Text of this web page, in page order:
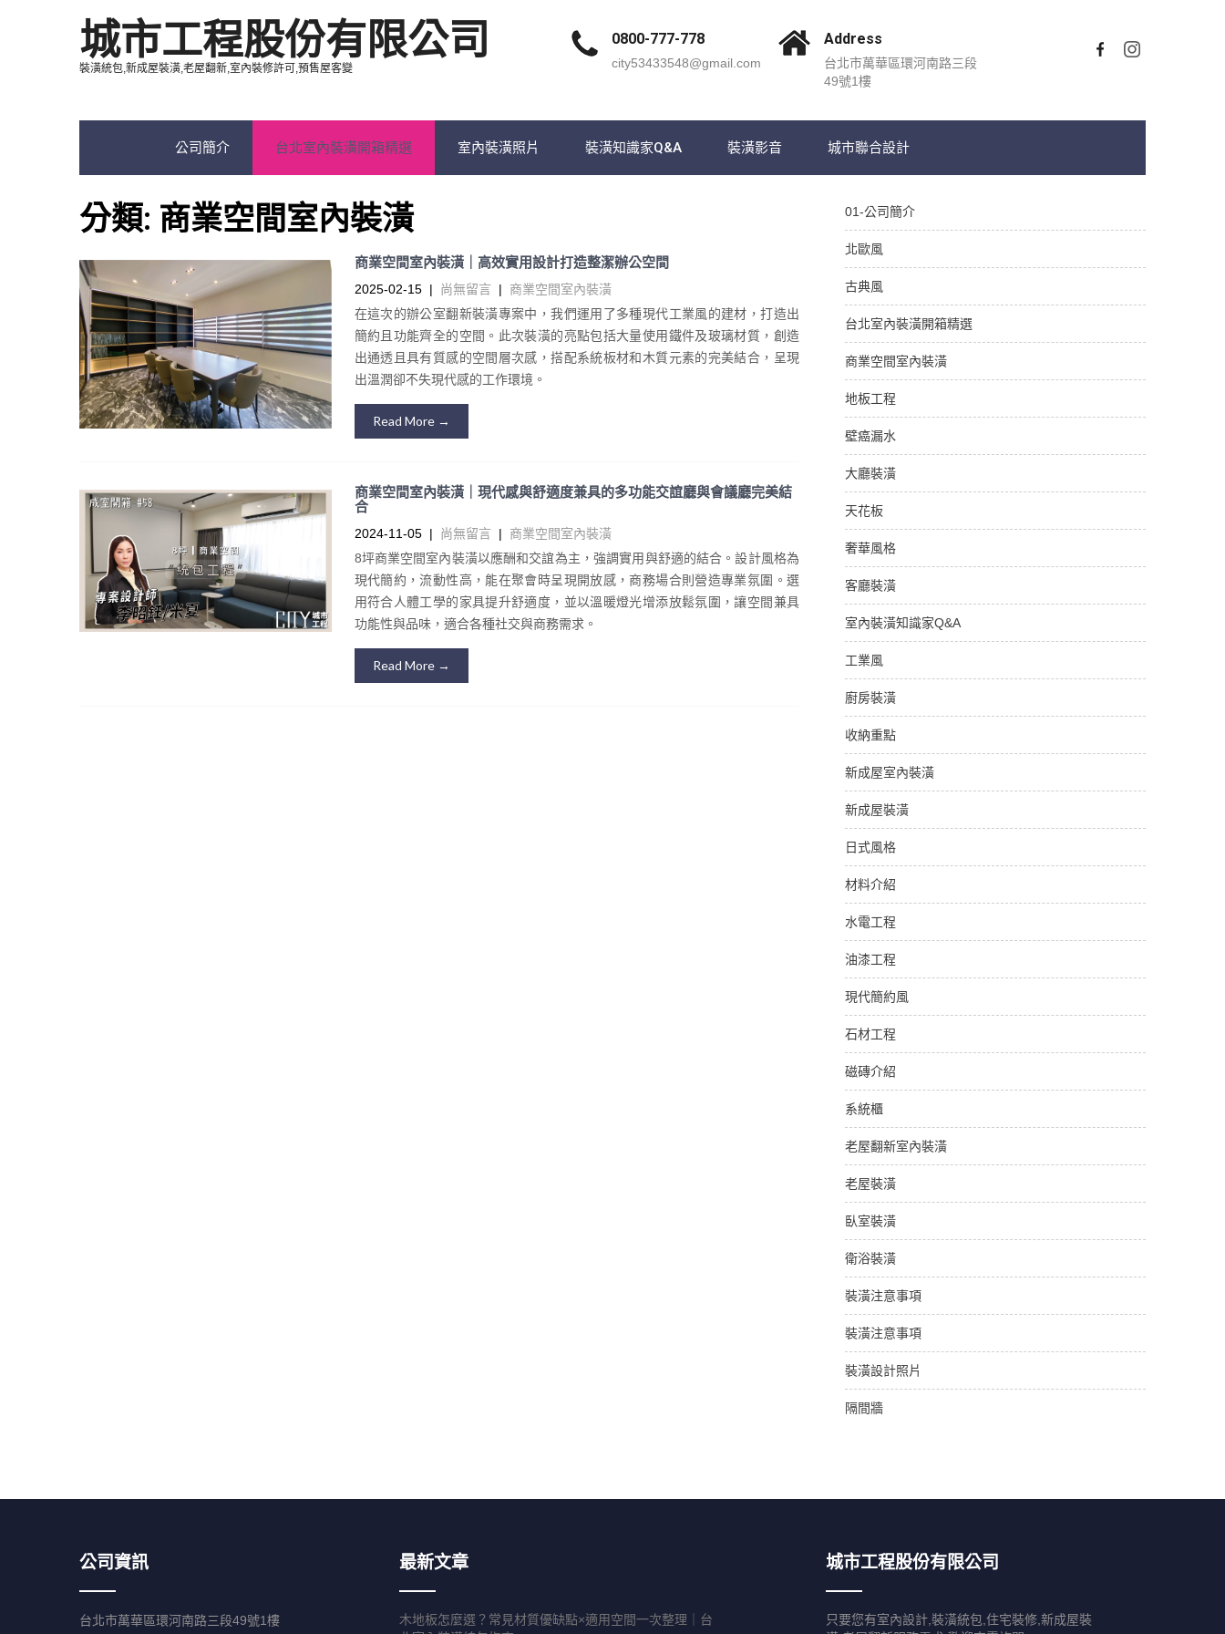
城市工程股份有限公司
裝潢統包,新成屋裝潢,老屋翻新,室內裝修許可,預售屋客變
0800-777-778
city53433548@gmail.com
Address
台北市萬華區環河南路三段
49號1樓
公司簡介 台北室內裝潢開箱精選 室內裝潢照片 裝潢知識家Q&A 裝潢影音 城市聯合設計
分類: 商業空間室內裝潢
商業空間室內裝潢｜高效實用設計打造整潔辦公空間
2025-02-15 | 尚無留言 | 商業空間室內裝潢
在這次的辦公室翻新裝潢專案中，我們運用了多種現代工業風的建材，打造出
簡約且功能齊全的空間。此次裝潢的亮點包括大量使用鐵件及玻璃材質，創造
出通透且具有質感的空間層次感，搭配系統板材和木質元素的完美結合，呈現
出溫潤卻不失現代感的工作環境。
Read More →
商業空間室內裝潢｜現代感與舒適度兼具的多功能交誼廳與會議廳完美結
合
2024-11-05 | 尚無留言 | 商業空間室內裝潢
8坪商業空間室內裝潢以應酬和交誼為主，強調實用與舒適的結合。設計風格為
現代簡約，流動性高，能在聚會時呈現開放感，商務場合則營造專業氛圍。選
用符合人體工學的家具提升舒適度，並以溫暖燈光增添放鬆氛圍，讓空間兼具
功能性與品味，適合各種社交與商務需求。
Read More →
01-公司簡介
北歐風
古典風
台北室內裝潢開箱精選
商業空間室內裝潢
地板工程
壁癌漏水
大廳裝潢
天花板
奢華風格
客廳裝潢
室內裝潢知識家Q&A
工業風
廚房裝潢
收納重點
新成屋室內裝潢
新成屋裝潢
日式風格
材料介紹
水電工程
油漆工程
現代簡約風
石材工程
磁磚介紹
系統櫃
老屋翻新室內裝潢
老屋裝潢
臥室裝潢
衛浴裝潢
裝潢注意事項
裝潢注意事項
裝潢設計照片
隔間牆
公司資訊
台北市萬華區環河南路三段49號1樓
最新文章
木地板怎麼選？常見材質優缺點×適用空間一次整理｜台
城市工程股份有限公司
只要您有室內設計,裝潢統包,住宅裝修,新成屋裝